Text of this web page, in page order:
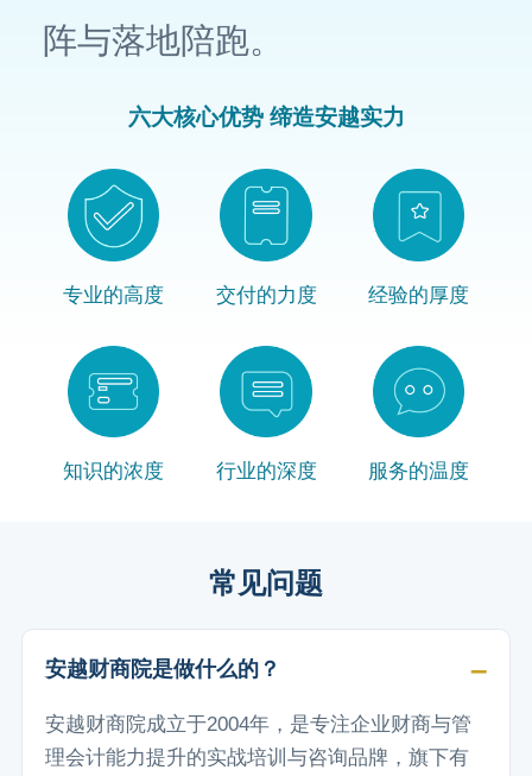
阵与落地陪跑。
六大核心优势 缔造安越实力
专业的高度 交付的力度 经验的厚度
知识的浓度 行业的深度 服务的温度
常见问题
安越财商院是做什么的？
安越财商院成立于2004年，是专注企业财商与管
理会计能力提升的实战培训与咨询品牌，旗下有